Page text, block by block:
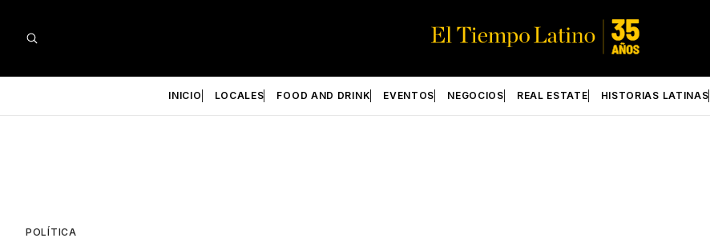
INICIO LOCALES FOOD AND DRINK EVENTOS NEGOCIOS REAL ESTATE HISTORIAS LATINAS
POLÍTICA